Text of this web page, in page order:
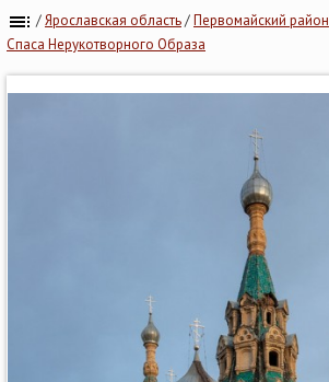
/Ярославская область/Первомайский район
Спаса Нерукотворного Образа